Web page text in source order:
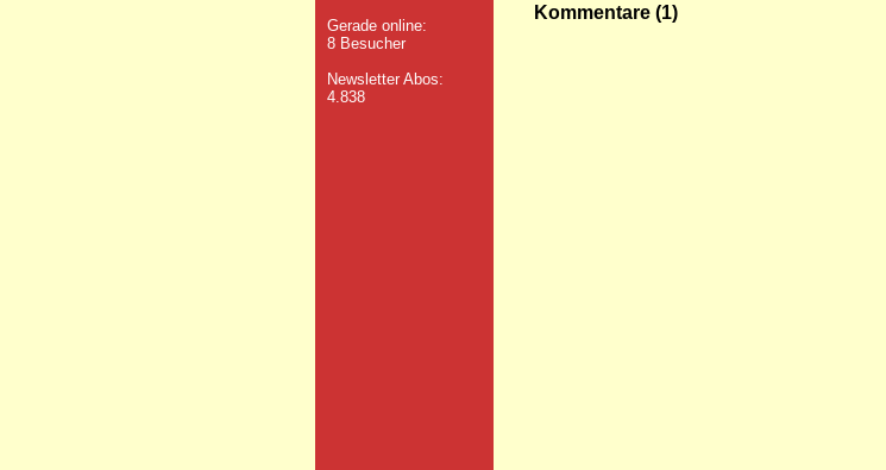
Gerade online:
8 Besucher
Newsletter Abos:
4.838
Kommentare (1)